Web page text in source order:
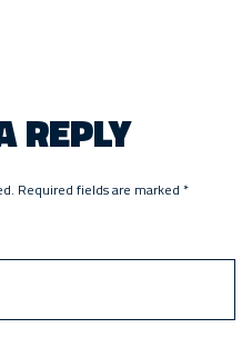
REPLY
Required fields are marked *